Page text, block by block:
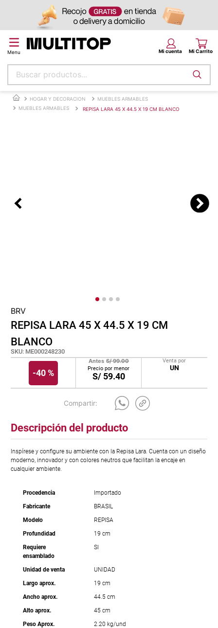
Buscar productos...
HOGAR Y DECORACION
MUEBLES ARMABLES
MUEBLES ARMABLES
REPISA LARA 45 X 44.5 X 19 CM BLANCO
BRV
REPISA LARA 45 X 44.5 X 19 CM
BLANCO
SKU: ME000248230
-40 %
Antes S/99.00
Precio por menor
S/ 59.40
Venta por
UN
Descripción del producto
Inspírese y configure su ambiente con la Repisa Lara. Cuenta con un diseño
moderno, innovador y con colores neutros que facilitan la encaje en
cualquier ambiente.
Procedencia
Importado
Fabricante
BRASIL
Modelo
REPISA
Profundidad
19 cm
Requiere
ensamblado
SI
Unidad de venta
UNIDAD
Largo aprox.
19 cm
Ancho aprox.
44.5 cm
Alto aprox.
45 cm
Peso Aprox.
2.20 kg/und
Términos más buscados
papel tapiz
tela